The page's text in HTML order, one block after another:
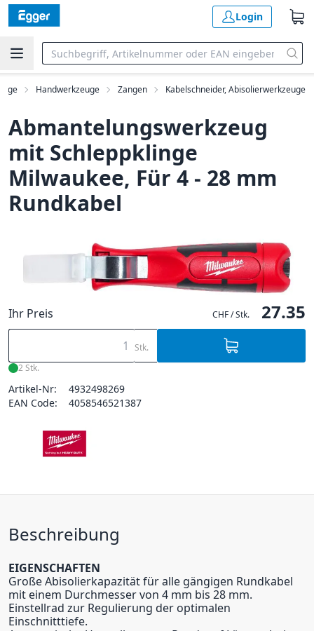
Login
Handwerkzeuge Zangen Kabelschneider, Abisolierwerkzeuge
Abmantelungswerkzeug
mit Schleppklinge
Milwaukee, Für 4 - 28 mm
Rundkabel
Ihr Preis CHF / Stk. 27.35
Stk.
2 Stk.
Artikel-Nr:
4932498269
EAN Code:
4058546521387
Beschreibung
EIGENSCHAFTEN
Große Abisolierkapazität für alle gängigen Rundkabel
mit einem Durchmesser von 4 mm bis 28 mm.
Einstellrad zur Regulierung der optimalen
Einschnitttiefe.